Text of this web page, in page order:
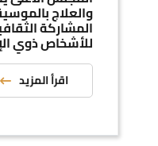
والعلاج
المشاركة
للأشخاص ذوي
اقرأ المزيد